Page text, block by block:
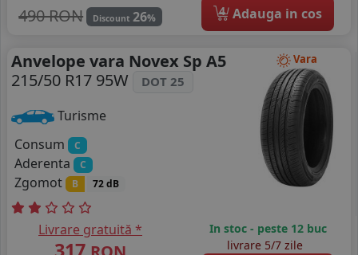
490 RON
Discount 26%
4 Adauga in cos
Vara
Anvelope vara Novex Sp A5
215/50 R17 95W
DOT 25
Turisme
Consum
C
Aderenta C
Zgomot B 72 dB
Livrare gratuită *
In stoc - peste 12 buc
livrare 5/7 zile